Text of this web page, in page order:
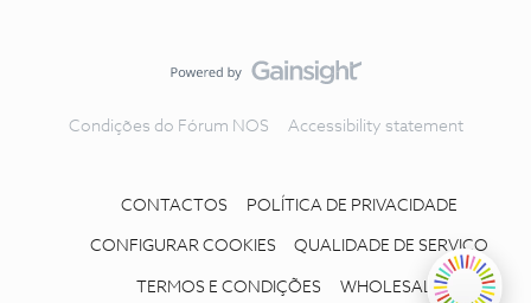
Condições do Fórum NOS Accessibility statement
CONTACTOS POLÍTICA DE PRIVACIDADE
CONFIGURAR COOKIES QUALIDADE DE SERVIÇO
TERMOS E CONDIÇÕES WHOLESALE